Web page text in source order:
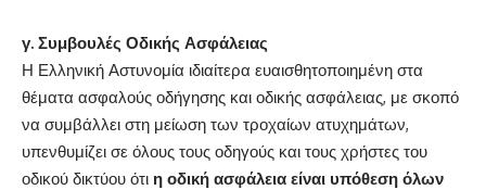
γ. Συμβουλές Οδικής Ασφάλειας
Η Ελληνική Αστυνομία ιδιαίτερα ευαισθητοποιημένη στα
θέματα ασφαλούς οδήγησης και οδικής ασφάλειας, με σκοπό
να συμβάλλει στη μείωση των τροχαίων ατυχημάτων,
υπενθυμίζει σε όλους τους οδηγούς και τους χρήστες του
οδικού δικτύου ότι η οδική ασφάλεια είναι υπόθεση όλων